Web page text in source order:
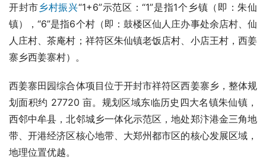
开封市乡村振兴“1+6”示范区：“1”是指1个乡镇（即：朱仙
镇），“6”是指6个村（即：鼓楼区仙人庄办事处余店村、仙
人庄村、茶庵村；祥符区朱仙镇老饭店村、小店王村，西姜
寨乡西姜寨村）。
西姜寨田园综合体项目位于开封市祥符区西姜寨乡，整体规
划面积约 27720 亩。规划区域东临历史四大名镇朱仙镇，
西邻中牟县，北邻城乡一体化示范区，地处郑汴港金三角地
带、开港经济区核心地带、大郑州都市区的核心发展区域，
地理位置优越。